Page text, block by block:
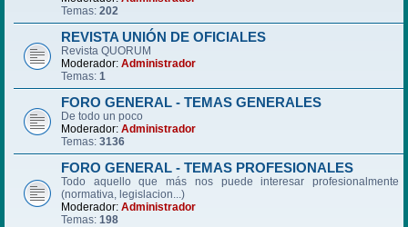
Temas: 202
REVISTA UNIÓN DE OFICIALES
Revista QUORUM
Moderador: Administrador
Temas: 1
FORO GENERAL - TEMAS GENERALES
De todo un poco
Moderador: Administrador
Temas: 3136
FORO GENERAL - TEMAS PROFESIONALES
Todo aquello que más nos puede interesar profesionalmente
(normativa, legislacion...)
Moderador: Administrador
Temas: 198